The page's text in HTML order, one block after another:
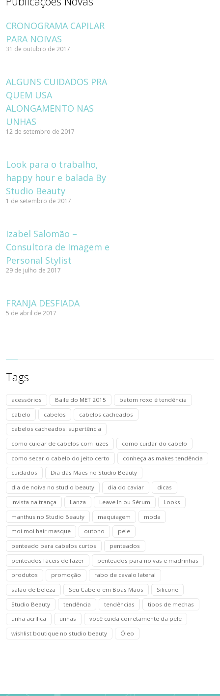
CRONOGRAMA CAPILAR
PARA NOIVAS
31 de outubro de 2017
ALGUNS CUIDADOS PRA
QUEM USA
ALONGAMENTO NAS
UNHAS
12 de setembro de 2017
Look para o trabalho,
happy hour e balada By
Studio Beauty
1 de setembro de 2017
Izabel Salomão –
Consultora de Imagem e
Personal Stylist
29 de julho de 2017
FRANJA DESFIADA
5 de abril de 2017
Tags
acessórios Baile do MET 2015
batom roxo é tendência
cabelo
cabelos
cabelos cacheados
cabelos cacheados: supertência
como cuidar de cabelos com luzes
como cuidar do cabelo
como secar o cabelo do jeito certo
conheça as makes tendência
cuidados
Dia das Mães no Studio Beauty
dia de noiva no studio beauty
dia do caviar
dicas
invista na trança
Lanza Leave In ou Sérum
Looks
manthus no Studio Beauty
maquiagem
moda
moi moi hair masque
outono
pele
penteado para cabelos curtos
penteados
penteados fáceis de fazer
penteados para noivas e madrinhas
produtos
promoção
rabo de cavalo lateral
salão de beleza
Seu Cabelo em Boas Mãos
Silicone
Studio Beauty
tendência tendências
tipos de mechas
unha acrílica
unhas
você cuida corretamente da pele
wishlist boutique no studio beauty
Óleo